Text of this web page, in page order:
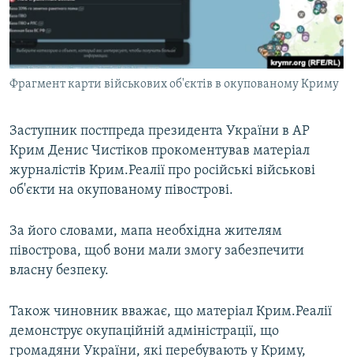
СВІДЧЕННЯ ОКУПАЦІЇ
УКРАЇНСЬКА ПРОБЛЕМА КРИМУ
ІНФОГРАФІКА
Qırımtatar
ДОЛУЧАЙСЯ!
Усі сайти RFE/RL
Фрагмент карти військових об'єктів в окупованому Криму
Заступник постпреда президента України в АР
Крим Денис Чистіков прокоментував матеріал
журналістів Крим.Реалії про російські військові
об'єкти на окупованому півострові.
За його словами, мапа необхідна жителям
півострова, щоб вони мали змогу забезпечити
власну безпеку.
Також чиновник вважає, що матеріал Крим.Реалії
демонструє окупаційній адміністрації, що
громадяни України, які перебувають у Криму,